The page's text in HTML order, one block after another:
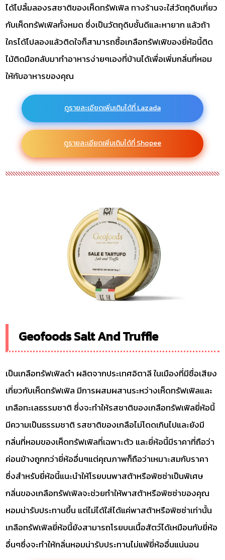
ได้ไปลิ้มลองรสชาติของเห็ดทรัฟเฟิล ทางร้านจะใส่วัตถุดิบเกี่ยว
กับเห็ดทรัฟเฟิลทั้งหมด ซึ่งเป็นวัตถุดิบชั้นดีและหายาก แล้วถ้า
ใครได้ไปลองแล้วติดใจก็สามารถซื้อเกลือทรัฟเฟิของยี่ห้อนี้ติด
ไม้ติดมือกลับมาทำอาหารง่ายๆเองที่บ้านได้เพื่อเพิ่มกลิ่นที่หอม
ให้กับอาหารของคุณ
ดูรายละเอียดเพิ่มเติมได้ที่ Lazada
ดูรายละเอียดเพิ่มเติมได้ที่ Shopee
Geofoods Salt And Truffle
เป็นเกลือทรัฟเฟิลดำ ผลิตจากประเทศอิตาลี ในเมืองที่มีชื่อเสียง
เกี่ยวกับเห็ดทรัฟเฟิล มีการผสมผสานระหว่างเห็ดทรัฟเฟิลและ
เกลือทะเลธรรมชาติ ซึ่งจะทำให้รสชาติของเกลือทรัฟเฟิลยี่ห้อนี้
มีความเป็นธรรมชาติ รสชาติของเกลือไม่โดดเกินไปและยังมี
กลิ่นที่หอมของเห็ดทรัฟเฟิลที่เฉพาะตัว และยี่ห้อนี้มีราคาที่ถือว่า
ค่อนข้างถูกกว่ายี่ห้ออื่นๆแต่คุณภาพก็ถือว่าเหมาะสมกับราคา
ซึ่งสำหรับยี่ห้อนี้แนะนำให้โรยบนพาสต้าหรือพิซซ่าเป็นพิเศษ
กลิ่นของเกลือทรัฟเฟิลจะช่วยทำให้พาสต้าหรือพิซซ่าของคุณ
หอมน่ารับประทานขึ้น แต่ไม่ได้ใส่ได้แค่พาสต้าหรือพิซซ่าเท่านั้น
เกลือทรัฟเฟิลยี่ห้อนี้ยังสามารถโรยบนเนื้อสัตว์ได้เหมือนกับยี่ห้อ
อื่นๆซึ่งจะทำให้กลิ่นหอมน่ารับประทานไม่แพ้ยี่ห้ออื่นแน่นอน